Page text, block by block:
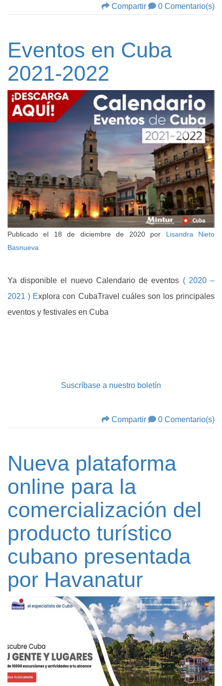
Compartir 0 Comentario(s)
Eventos en Cuba
2021-2022
Publicado el 18 de diciembre de 2020por Lisandra Nieto
Basnueva
Ya disponible el nuevo Calendario de eventos ( 2020 –
2021 ) Explora con CubaTravel cuáles son los principales
eventos y festivales en Cuba
Suscríbase a nuestro boletín
Compartir 0 Comentario(s)
Nueva plataforma
online para la
comercialización del
producto turístico
cubano presentada
por Havanatur